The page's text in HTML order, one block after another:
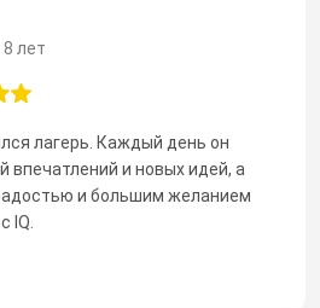
лет
лагерь. Каждый день он
впечатлений и новых идей, а
и большим желанием
IQ.